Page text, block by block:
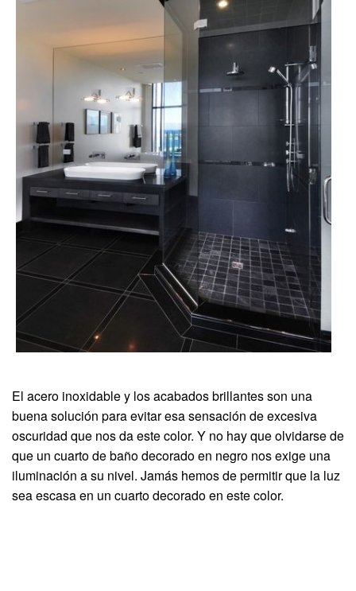
El acero inoxidable y los acabados brillantes son una
buena solución para evitar esa sensación de excesiva
oscuridad que nos da este color. Y no hay que olvidarse de
que un cuarto de baño decorado en negro nos exige una
iluminación a su nivel. Jamás hemos de permitir que la luz
sea escasa en un cuarto decorado en este color.